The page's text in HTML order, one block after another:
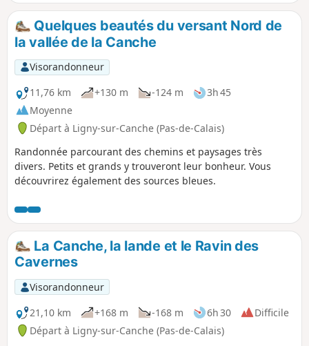
Quelques beautés du versant Nord de
la vallée de la Canche
Visorandonneur
11,76 km
+130 m -124 m
3h 45
Moyenne
Départ à Ligny-sur-Canche (Pas-de-Calais)
Randonnée parcourant des chemins et paysages très
divers. Petits et grands y trouveront leur bonheur. Vous
découvrirez également des sources bleues.
La Canche, la lande et le Ravin des
Cavernes
Visorandonneur
21,10 km
+168 m -168 m 6h 30
Difficile
Départ à Ligny-sur-Canche (Pas-de-Calais)